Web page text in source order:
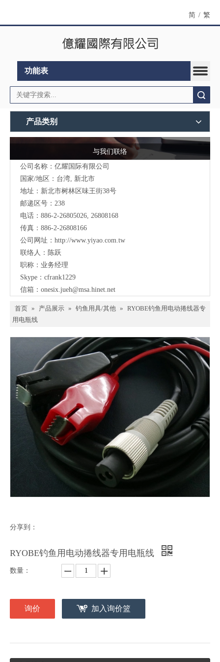
简 / 繁
功能表
产品类别
与我们联络
公司名称：亿耀国际有限公司
国家/地区：台湾, 新北市
地址：新北市树林区味王街38号
邮递区号：238
电话：886-2-26805026, 26808168
传真：886-2-26808166
公司网址： http://www.yiyao.com.tw
联络人：陈跃
职称：业务经理
Skype：cfrank1229
信箱： onesix.jueh@msa.hinet.net
首页 » 产品展示 » 钓鱼用具/其他 » RYOBE钓鱼用电动捲线器专
用电瓶线
分享到：
RYOBE钓鱼用电动捲线器专用电瓶线
数量：
询价 加入询价篮